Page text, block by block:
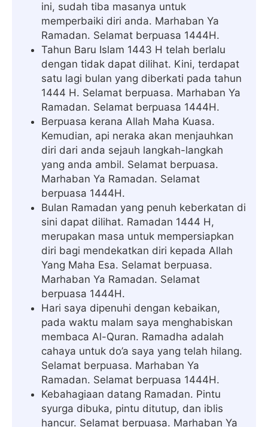
ini, sudah tiba masanya untuk
memperbaiki diri anda. Marhaban Ya
Ramadan. Selamat berpuasa 1444H.
Tahun Baru Islam 1443 H telah berlalu
dengan tidak dapat dilihat. Kini, terdapat
satu lagi bulan yang diberkati pada tahun
1444 H. Selamat berpuasa. Marhaban Ya
Ramadan. Selamat berpuasa 1444H.
Berpuasa kerana Allah Maha Kuasa.
Kemudian, api neraka akan menjauhkan
diri dari anda sejauh langkah-langkah
yang anda ambil. Selamat berpuasa.
Marhaban Ya Ramadan. Selamat
berpuasa 1444H.
Bulan Ramadan yang penuh keberkatan di
sini dapat dilihat. Ramadan 1444 H,
merupakan masa untuk mempersiapkan
diri bagi mendekatkan diri kepada Allah
Yang Maha Esa. Selamat berpuasa.
Marhaban Ya Ramadan. Selamat
berpuasa 1444H.
Hari saya dipenuhi dengan kebaikan,
pada waktu malam saya menghabiskan
membaca Al-Quran. Ramadha adalah
cahaya untuk do’a saya yang telah hilang.
Selamat berpuasa. Marhaban Ya
Ramadan. Selamat berpuasa 1444H.
Kebahagiaan datang Ramadan. Pintu
syurga dibuka, pintu ditutup, dan iblis
hancur. Selamat berpuasa. Marhaban Ya